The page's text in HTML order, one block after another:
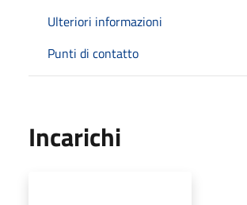
Ulteriori informazioni
Punti di contatto
Incarichi